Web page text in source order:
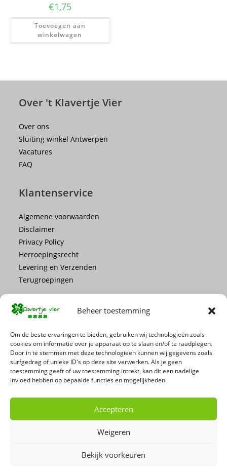
Beheer toestemming
Om de beste ervaringen te bieden, gebruiken wij technologieën zoals
cookies om informatie over je apparaat op te slaan en/of te raadplegen.
Door in te stemmen met deze technologieën kunnen wij gegevens zoals
surfgedrag of unieke ID's op deze site verwerken. Als je geen
toestemming geeft of uw toestemming intrekt, kan dit een nadelige
invloed hebben op bepaalde functies en mogelijkheden.
Accepteren
Weigeren
Bekijk voorkeuren
€1,75
Toevoegen aan
winkelwagen
Over 't Klavertje Vier
Over ons
Sluiting winkel Antwerpen
Vacatures
FAQ
Klantenservice
Algemene voorwaarden
Disclaimer
Privacy Policy
Herroepingsrecht
Levering en Verzenden
Terugroepingen
Mis geen enkele actie of promotie!
Schrijf je in voor onze nieuwsbrief